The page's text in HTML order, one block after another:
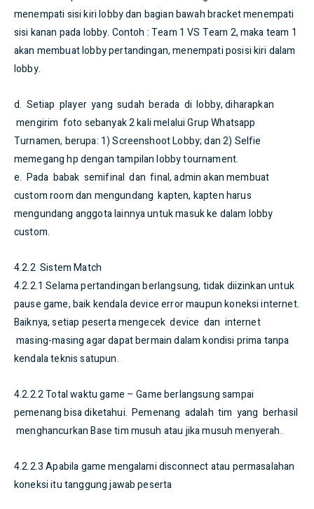
menempati sisi kiri lobby dan bagian bawah bracket menempati
sisi kanan pada lobby. Contoh : Team 1 VS Team 2, maka team 1
akan membuat lobby pertandingan, menempati posisi kiri dalam
lobby.
d. Setiap player yang sudah berada di lobby, diharapkan
mengirim foto sebanyak 2 kali melalui Grup Whatsapp
Turnamen, berupa: 1) Screenshoot Lobby; dan 2) Selfie
memegang hp dengan tampilan lobby tournament.
e. Pada babak semifinal dan final, admin akan membuat
custom room dan mengundang kapten, kapten harus
mengundang anggota lainnya untuk masuk ke dalam lobby
custom.
4.2.2 Sistem Match
4.2.2.1 Selama pertandingan berlangsung, tidak diizinkan untuk
pause game, baik kendala device error maupun koneksi internet.
Baiknya, setiap peserta mengecek device dan internet
masing-masing agar dapat bermain dalam kondisi prima tanpa
kendala teknis satupun.
4.2.2.2 Total waktu game – Game berlangsung sampai
pemenang bisa diketahui. Pemenang adalah tim yang berhasil
menghancurkan Base tim musuh atau jika musuh menyerah.
4.2.2.3 Apabila game mengalami disconnect atau permasalahan
koneksi itu tanggung jawab peserta